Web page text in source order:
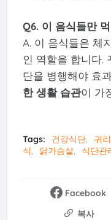
Q6. 이 음식들만
A. 이 음식들은 체
인 역할을 합니다.
단을 병행해야 효
한 생활 습관이 가
Tags: 건강식단 귀리
식
닭가슴살 식단관
Facebook
복사